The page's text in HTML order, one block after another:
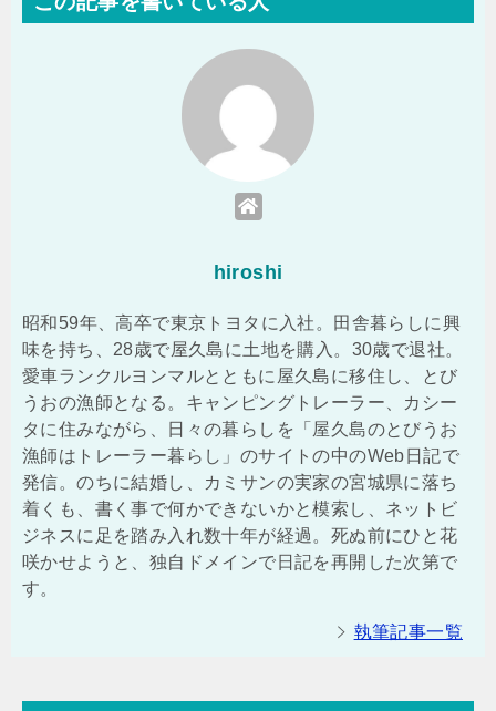
hiroshi
昭和59年、高卒で東京トヨタに入社。田舎暮らしに興
味を持ち、28歳で屋久島に土地を購入。30歳で退社。
愛車ランクルヨンマルとともに屋久島に移住し、とび
うおの漁師となる。キャンピングトレーラー、カシー
タに住みながら、日々の暮らしを「屋久島のとびうお
漁師はトレーラー暮らし」のサイトの中のWeb日記で
発信。のちに結婚し、カミサンの実家の宮城県に落ち
着くも、書く事で何かできないかと模索し、ネットビ
ジネスに足を踏み入れ数十年が経過。死ぬ前にひと花
咲かせようと、独自ドメインで日記を再開した次第で
す。
執筆記事一覧